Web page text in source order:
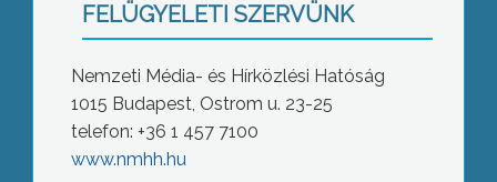
FELÜGYELETI SZERVÜNK
Nemzeti Média- és Hírközlési Hatóság
1015 Budapest, Ostrom u. 23-25
telefon: +36 1 457 7100
www.nmhh.hu